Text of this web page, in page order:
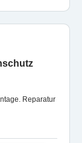
Reparatur